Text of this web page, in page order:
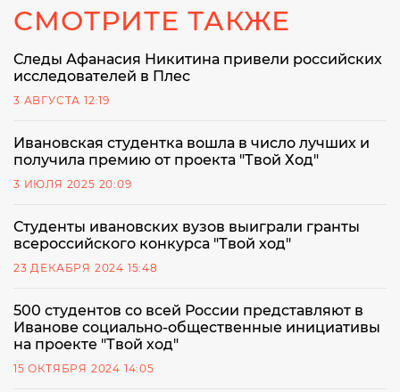
СМОТРИТЕ ТАКЖЕ
Следы Афанасия Никитина привели российских
исследователей в Плес
3 АВГУСТА 12:19
Ивановская студентка вошла в число лучших и
получила премию от проекта "Твой Ход"
3 ИЮЛЯ 2025 20:09
Студенты ивановских вузов выиграли гранты
всероссийского конкурса "Твой ход"
23 ДЕКАБРЯ 2024 15:48
500 студентов со всей России представляют в
Иванове социально-общественные инициативы
на проекте "Твой ход"
15 ОКТЯБРЯ 2024 14:05